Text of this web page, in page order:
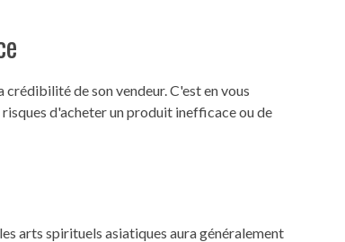
de son vendeur. C'est en vous
d'acheter un produit inefficace ou de
arts spirituels asiatiques aura généralement